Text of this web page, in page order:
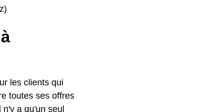
les clients qui
toutes ses offres
a qu'un seul